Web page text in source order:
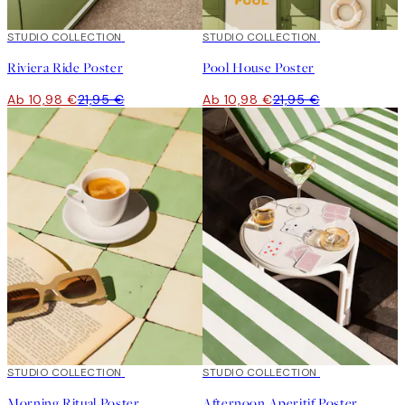
50%*
STUDIO COLLECTION
Riviera Ride Poster
Ab 10,98 €21,95 €
50%*
STUDIO COLLECTION
Pool House Poster
Ab 10,98 €21,95 €
50%*
STUDIO COLLECTION 50%*
STUDIO COLLECTION